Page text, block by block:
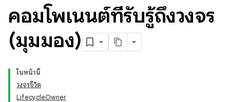
คอมโพเนนต์ที่รับรู้ถึงวงจร
(มุมมอง)
ในหน้านี้
วงจรชีวิต
LifecycleOwner